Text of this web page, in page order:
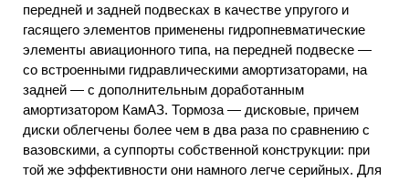
передней и задней подвесках в качестве упругого и
гасящего элементов применены гидропневматические
элементы авиационного типа, на передней подвеске —
со встроенными гидравлическими амортизаторами, на
задней — с дополнительным доработанным
амортизатором КамАЗ. Тормоза — дисковые, причем
диски облегчены более чем в два раза по сравнению с
вазовскими, а суппорты собственной конструкции: при
той же эффективности они намного легче серийных. Для